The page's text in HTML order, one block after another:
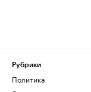
Рубрики
Политика